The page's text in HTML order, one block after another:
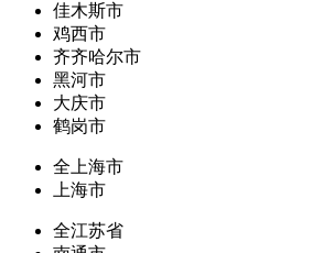
佳木斯市
鸡西市
齐齐哈尔市
黑河市
大庆市
鹤岗市
全上海市
上海市
全江苏省